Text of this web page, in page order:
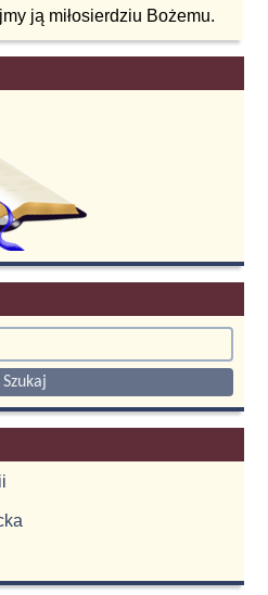
ją miłosierdziu Bożemu.